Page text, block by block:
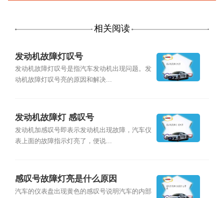
相关阅读
发动机故障灯叹号
发动机故障灯叹号是指汽车发动机出现问题。发
动机故障灯叹号亮的原因和解决...
发动机故障灯 感叹号
发动机加感叹号即表示发动机出现故障，汽车仪
表上面的故障指示灯亮了，便说...
感叹号故障灯亮是什么原因
汽车的仪表盘出现黄色的感叹号说明汽车的内部